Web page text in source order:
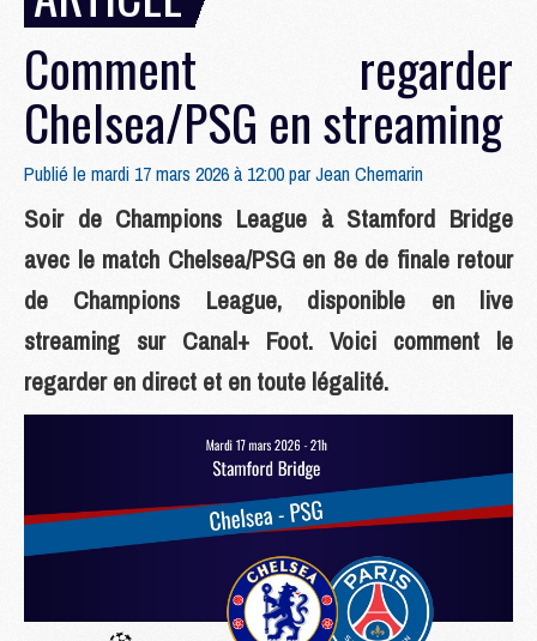
Comment regarder
Chelsea/PSG en streaming
Publié le mardi 17 mars 2026 à 12:00 parJean Chemarin
Soir de Champions League à Stamford Bridge
avec le match Chelsea/PSG en 8e de finale retour
de Champions League, disponible en live
streaming sur Canal+ Foot. Voici comment le
regarder en direct et en toute légalité.